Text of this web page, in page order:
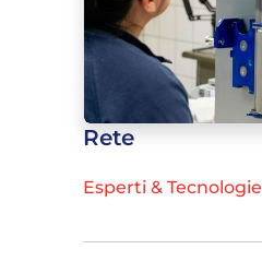
Rete
Esperti & Tecnologie